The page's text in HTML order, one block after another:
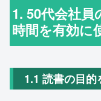
1. 50代会社員
時間を有効に
1.1 読書の目